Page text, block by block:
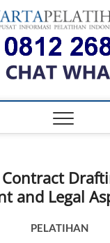
Contract
and Legal
PELATIHAN